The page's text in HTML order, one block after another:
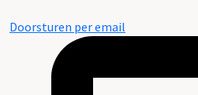
Doorsturen per email